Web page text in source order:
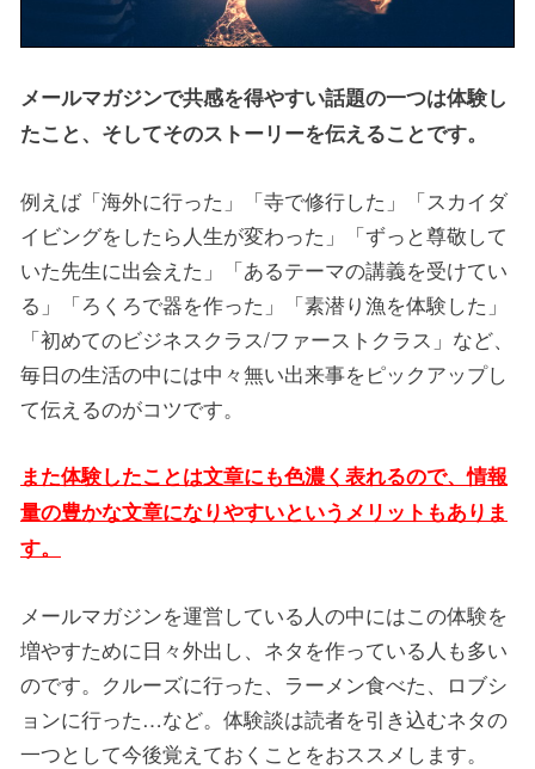
メールマガジンで共感を得やすい話題の一つは体験し
たこと、そしてそのストーリーを伝えることです。
例えば「海外に行った」「寺で修行した」「スカイダ
イビングをしたら人生が変わった」「ずっと尊敬して
いた先生に出会えた」「あるテーマの講義を受けてい
る」「ろくろで器を作った」「素潜り漁を体験した」
「初めてのビジネスクラス/ファーストクラス」など、
毎日の生活の中には中々無い出来事をピックアップし
て伝えるのがコツです。
また体験したことは文章にも色濃く表れるので、情報
量の豊かな文章になりやすいというメリットもありま
す。
メールマガジンを運営している人の中にはこの体験を
増やすために日々外出し、ネタを作っている人も多い
のです。クルーズに行った、ラーメン食べた、ロブシ
ョンに行った…など。体験談は読者を引き込むネタの
一つとして今後覚えておくことをおススメします。